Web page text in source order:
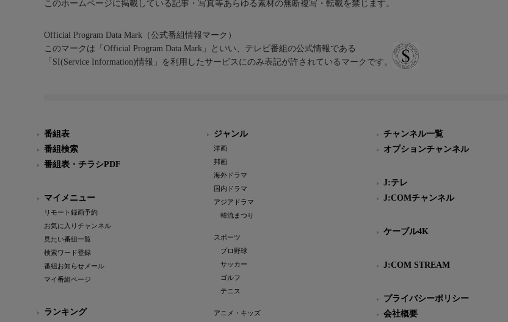
このホームページに掲載している記事・写真等あらゆる素材の無断複写・転載を禁じます。
Official Program Data Mark（公式番組情報マーク）
このマークは「Official Program Data Mark」といい、テレビ番組の公式情報である
「SI(Service Information)情報」を利用したサービスにのみ表記が許されているマークです。
番組表
番組検索
番組表・チラシPDF
マイメニュー
リモート録画予約
お気に入りチャンネル
見たい番組一覧
検索ワード登録
番組お知らせメール
マイ番組ページ
ランキング
ジャンル
洋画
邦画
海外ドラマ
国内ドラマ
アジアドラマ
韓流まつり
スポーツ
プロ野球
サッカー
ゴルフ
テニス
アニメ・キッズ
チャンネル一覧
オプションチャンネル
J:テレ
J:COMチャンネル
ケーブル4K
J:COM STREAM
プライバシーポリシー
会社概要